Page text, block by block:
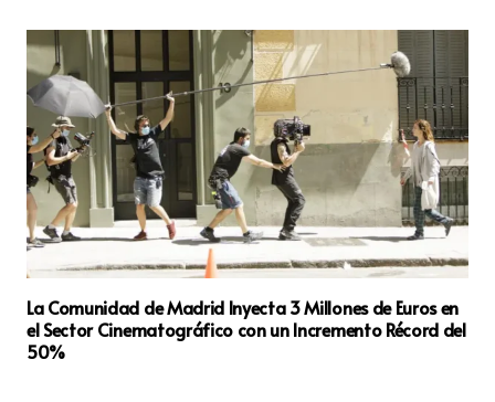
La Comunidad de Madrid Inyecta 3 Millones de Euros en
el Sector Cinematográfico con un Incremento Récord del
50%